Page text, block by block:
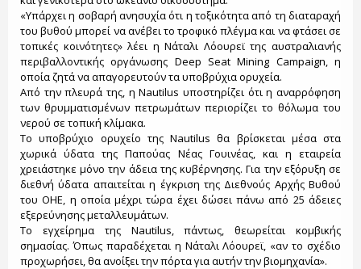
«Υπάρχει η σοβαρή ανησυχία ότι η τοξικότητα από τη διαταραχή
του βυθού μπορεί να ανέβει το τροφικό πλέγμα και να φτάσει σε
τοπικές κοινότητες» λέει η Νάταλι Λόουρεϊ της αυστραλιανής
περιβαλλοντικής οργάνωσης Deep Seat Mining Campaign, η
οποία ζητά να απαγορευτούν τα υποβρύχια ορυχεία.
Από την πλευρά της, η Nautilus υποστηρίζει ότι η αναρρόφηση
των θρυμματισμένων πετρωμάτων περιορίζει το θόλωμα του
νερού σε τοπική κλίμακα.
Το υποβρύχιο ορυχείο της Nautilus θα βρίσκεται μέσα στα
χωρικά ύδατα της Παπούας Νέας Γουινέας, και η εταιρεία
χρειάστηκε μόνο την άδεια της κυβέρνησης. Για την εξόρυξη σε
διεθνή ύδατα απαιτείται η έγκριση της Διεθνούς Αρχής Βυθού
του ΟΗΕ, η οποία μέχρι τώρα έχει δώσει πάνω από 25 άδειες
εξερεύνησης μεταλλευμάτων.
Το εγχείρημα της Nautilus, πάντως, θεωρείται κομβικής
σημασίας. Όπως παραδέχεται η Νάταλι Λόουρεϊ, «αν το σχέδιο
προχωρήσει, θα ανοίξει την πόρτα για αυτήν την βιομηχανία».